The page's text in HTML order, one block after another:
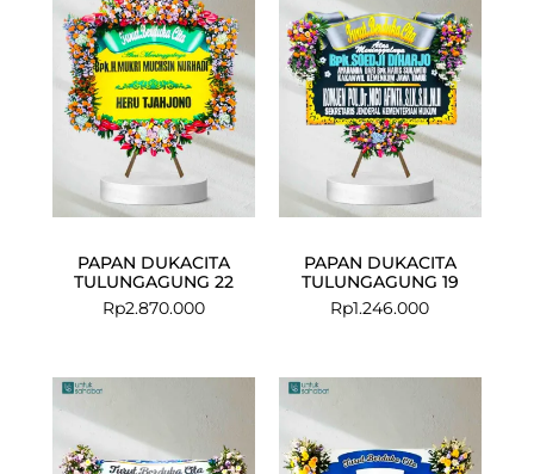
PAPAN DUKACITA
TULUNGAGUNG 22
Rp2.870.000
PAPAN DUKACITA
TULUNGAGUNG 19
Rp1.246.000